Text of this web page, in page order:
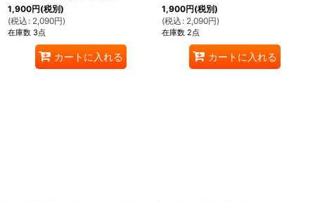
1,900円(税別)
(税込 : 2,090円)
在庫数 3点
カートに入れる
1,900円(税別)
(税込 : 2,090円)
在庫数 2点
カートに入れる